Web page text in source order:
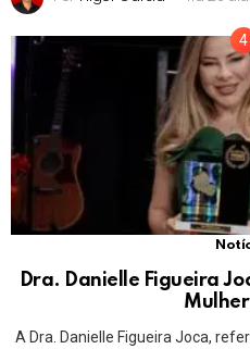
Dra. Danielle Figueira
A Dra. Danielle Figueira Joca,